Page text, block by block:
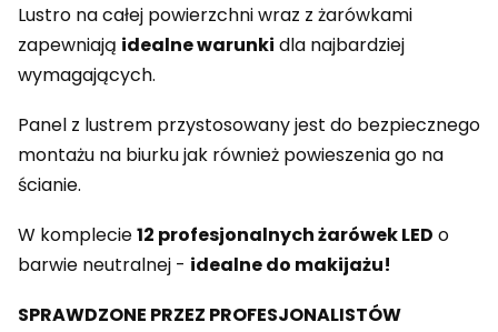
Lustro na całej powierzchni wraz z żarówkami
zapewniają idealne warunki dla najbardziej
wymagających.
Panel z lustrem przystosowany jest do bezpiecznego
montażu na biurku jak również powieszenia go na
ścianie.
W komplecie12 profesjonalnych żarówek LED o
barwie neutralnej - idealne do makijażu!
SPRAWDZONE PRZEZ PROFESJONALISTÓW